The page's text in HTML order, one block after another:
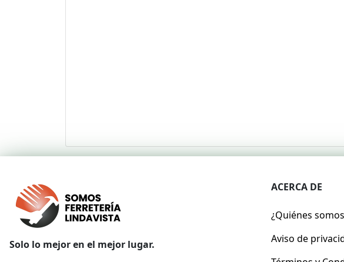
Solo lo mejor en el mejor lugar.
ACERCA DE
¿Quiénes
Aviso de